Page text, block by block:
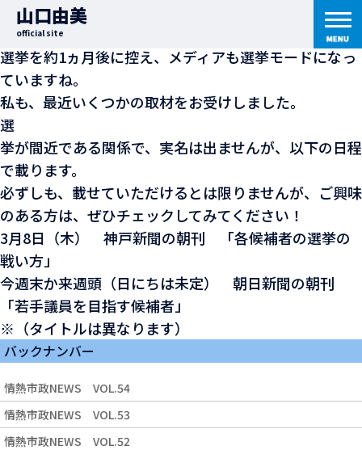
山口由美
official site
2007年3月5日
新聞の取材
選挙を約1ヵ月後に控え、メディアも選挙モードになっ
ていますね。
私も、最近いくつかの取材をお受けしました。
選
挙が間近である関係で、実名は出ませんが、以下の日程
で載ります。
必ずしも、載せていただけるとは限りませんが、ご興味
のある方は、ぜひチェックしてみてください！
3月8日（木） 神戸新聞の朝刊 「各候補者の選挙の
戦い方」
今週末か来週頭（日にちは未定） 朝日新聞の朝刊
「若手議員を目指す候補者」
※（タイトルは異なります）
バックナンバー
情熱市政NEWS VOL.54
情熱市政NEWS VOL.53
情熱市政NEWS VOL.52